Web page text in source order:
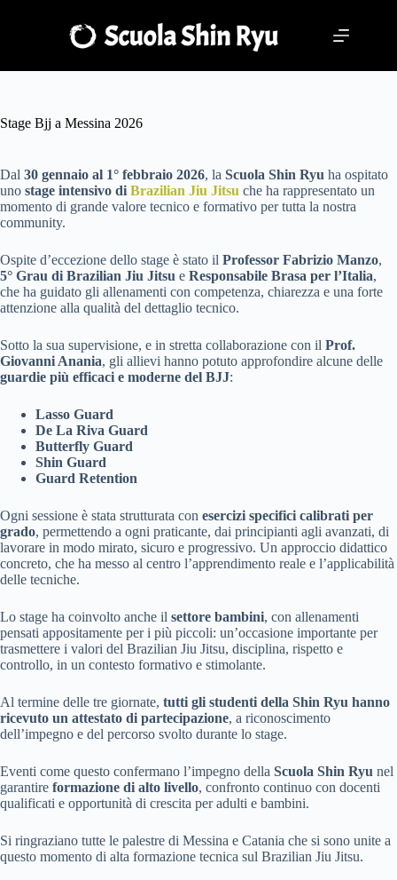
Stage Bjj a Messina 2026
Dal 30 gennaio al 1° febbraio 2026, la Scuola Shin Ryu ha ospitato
uno stage intensivo di Brazilian Jiu Jitsu che ha rappresentato un
momento di grande valore tecnico e formativo per tutta la nostra
community.
Ospite d’eccezione dello stage è stato il Professor Fabrizio Manzo,
5° Grau di Brazilian Jiu Jitsu e Responsabile Brasa per l’Italia,
che ha guidato gli allenamenti con competenza, chiarezza e una forte
attenzione alla qualità del dettaglio tecnico.
Sotto la sua supervisione, e in stretta collaborazione con il Prof.
Giovanni Anania, gli allievi hanno potuto approfondire alcune delle
guardie più efficaci e moderne del BJJ:
Lasso Guard
De La Riva Guard
Butterfly Guard
Shin Guard
Guard Retention
Ogni sessione è stata strutturata con esercizi specifici calibrati per
grado, permettendo a ogni praticante, dai principianti agli avanzati, di
lavorare in modo mirato, sicuro e progressivo. Un approccio didattico
concreto, che ha messo al centro l’apprendimento reale e l’applicabilità
delle tecniche.
Lo stage ha coinvolto anche il settore bambini, con allenamenti
pensati appositamente per i più piccoli: un’occasione importante per
trasmettere i valori del Brazilian Jiu Jitsu, disciplina, rispetto e
controllo, in un contesto formativo e stimolante.
Al termine delle tre giornate, tutti gli studenti della Shin Ryu hanno
ricevuto un attestato di partecipazione, a riconoscimento
dell’impegno e del percorso svolto durante lo stage.
Eventi come questo confermano l’impegno della Scuola Shin Ryu nel
garantire formazione di alto livello, confronto continuo con docenti
qualificati e opportunità di crescita per adulti e bambini.
Si ringraziano tutte le palestre di Messina e Catania che si sono unite a
questo momento di alta formazione tecnica sul Brazilian Jiu Jitsu.